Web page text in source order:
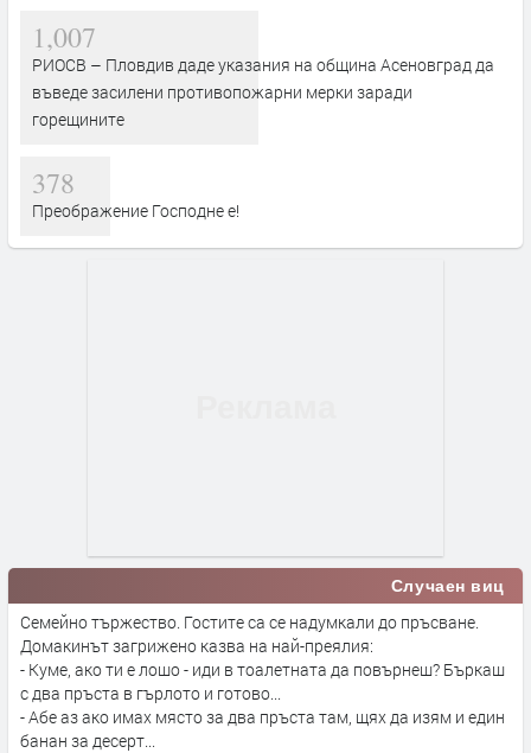
1,007
РИОСВ – Пловдив даде указания на община Асеновград да
въведе засилени противопожарни мерки заради
горещините
378
Преображение Господне е!
Случаен виц
Семейно тържество. Гостите са се надумкали до пръсване.
Домакинът загрижено казва на най-преялия:
- Куме, ако ти е лошо - иди в тоалетната да повърнеш? Бъркаш
с два пръста в гърлото и готово...
- Абе аз ако имах място за два пръста там, щях да изям и един
банан за десерт...